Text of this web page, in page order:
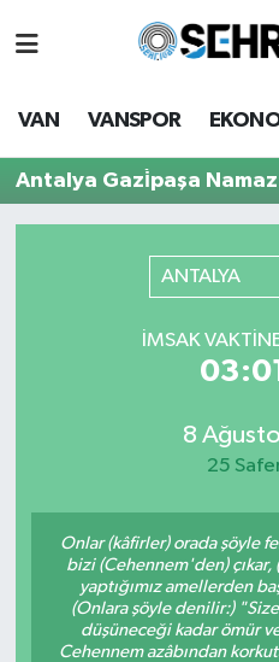
VAN VANSPOR
Antalya Gazi̇paşa
ANTALYA
İMSAK
8
25
Onlar (kâfirler) orada şöyle
bizi (Cehennem'den)
yaptığımız amellerden
(Onlara şöyle denilir:)
düşüneceği kadar ömür
Cehennem azâbından
Van Hava Durumu
Van Trafik Yoğunluk
Süper Lig Puan
Son Dakika Haberleri